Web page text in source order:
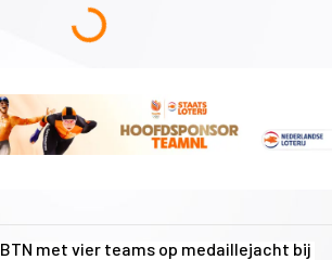
BTN met vier teams op medaillejacht bij